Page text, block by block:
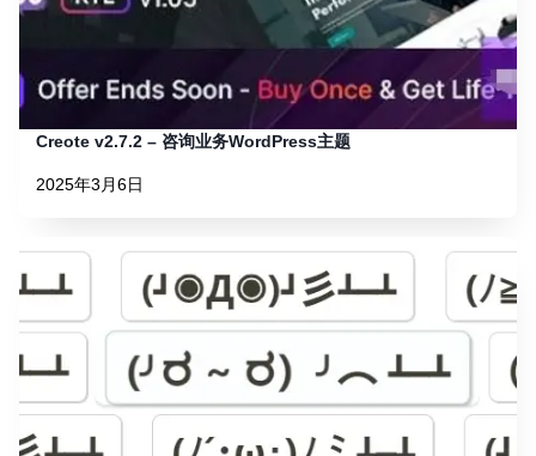
Creote v2.7.2 – 咨询业务WordPress主题
2025年3月6日